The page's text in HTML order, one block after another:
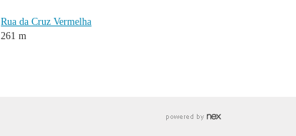
Rua da Cruz Vermelha
261 m